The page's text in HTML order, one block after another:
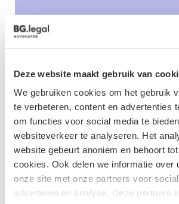
Deze website maakt gebruik van
We gebruiken cookies om het gebruik
te verbeteren, content en advertenties
om functies voor social media te
websiteverkeer te analyseren. Het
website gebeurt anoniem en behoort
cookies. Ook delen we informatie over
onze site met onze partners voor
adverteren en analyse. Deze partners
Naam *